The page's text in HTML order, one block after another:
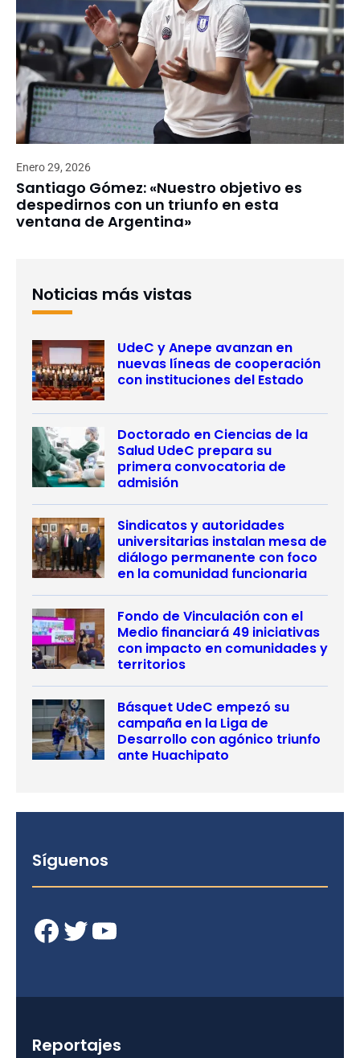
Enero 29, 2026
Santiago Gómez: «Nuestro objetivo es
despedirnos con un triunfo en esta
ventana de Argentina»
Noticias más vistas
UdeC y Anepe avanzan en
nuevas líneas de cooperación
con instituciones del Estado
Doctorado en Ciencias de la
Salud UdeC prepara su
primera convocatoria de
admisión
Sindicatos y autoridades
universitarias instalan mesa de
diálogo permanente con foco
en la comunidad funcionaria
Fondo de Vinculación con el
Medio financiará 49 iniciativas
con impacto en comunidades y
territorios
Básquet UdeC empezó su
campaña en la Liga de
Desarrollo con agónico triunfo
ante Huachipato
Síguenos
Facebook Twitter YouTube
Reportajes